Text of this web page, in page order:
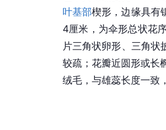
叶基部楔形，边缘具有
4厘米，为伞形总状花
片三角状卵形、三角
较疏；花瓣近圆形或长
绒毛，与雄蕊长度一致